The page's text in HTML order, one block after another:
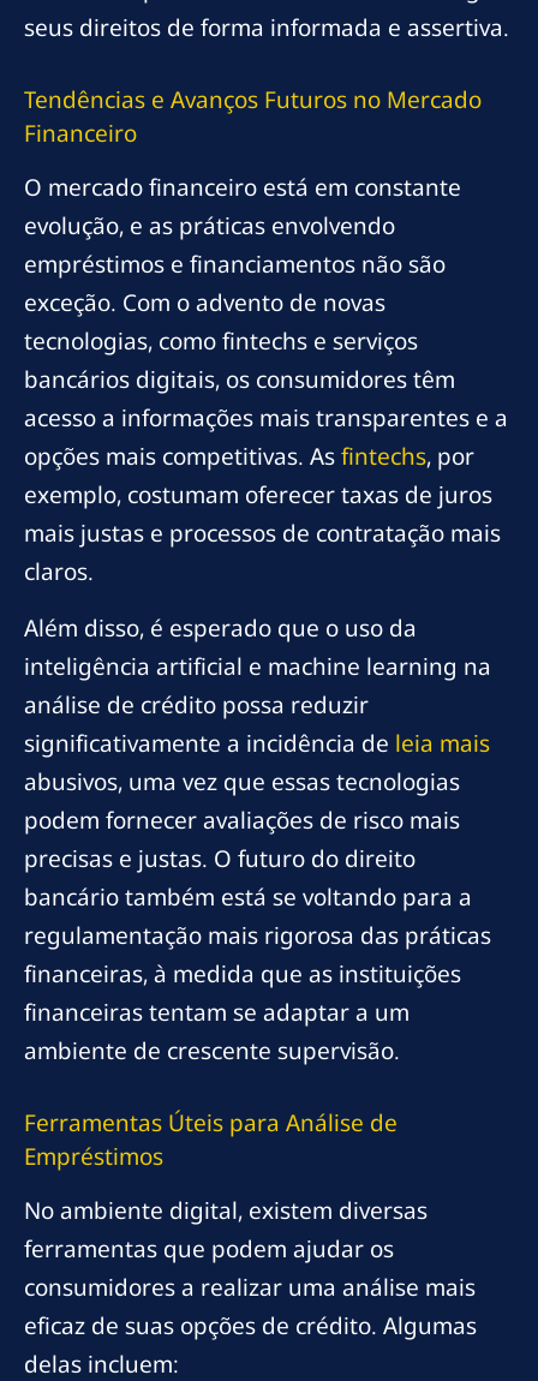
seus direitos de forma informada e assertiva.
Tendências e Avanços Futuros no Mercado
Financeiro
O mercado financeiro está em constante
evolução, e as práticas envolvendo
empréstimos e financiamentos não são
exceção. Com o advento de novas
tecnologias, como fintechs e serviços
bancários digitais, os consumidores têm
acesso a informações mais transparentes e a
opções mais competitivas. Asfintechs, por
exemplo, costumam oferecer taxas de juros
mais justas e processos de contratação mais
claros.
Além disso, é esperado que o uso da
inteligência artificial e machine learning na
análise de crédito possa reduzir
significativamente a incidência de leia mais
abusivos, uma vez que essas tecnologias
podem fornecer avaliações de risco mais
precisas e justas. O futuro do direito
bancário também está se voltando para a
regulamentação mais rigorosa das práticas
financeiras, à medida que as instituições
financeiras tentam se adaptar a um
ambiente de crescente supervisão.
Ferramentas Úteis para Análise de
Empréstimos
No ambiente digital, existem diversas
ferramentas que podem ajudar os
consumidores a realizar uma análise mais
eficaz de suas opções de crédito. Algumas
delas incluem: